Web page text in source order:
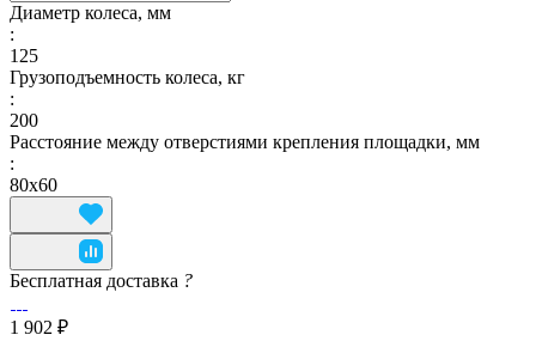
Диаметр колеса, мм
:
125
Грузоподъемность колеса, кг
:
200
Расстояние между отверстиями крепления площадки, мм
:
80х60
Бесплатная доставка ?
1 902 ₽